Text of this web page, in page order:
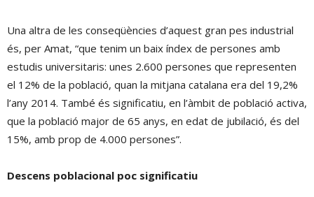
Una altra de les conseqüències d’aquest gran pes industrial
és, per Amat, “que tenim un baix índex de persones amb
estudis universitaris: unes 2.600 persones que representen
el 12% de la població, quan la mitjana catalana era del 19,2%
l’any 2014. També és significatiu, en l’àmbit de població activa,
que la població major de 65 anys, en edat de jubilació, és del
15%, amb prop de 4.000 persones”.
Descens poblacional poc significatiu